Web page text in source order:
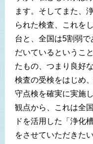
ます。そしてまた、
られた検査、これを
台と、全国は5割弱
だいているというこ
たもの、つまり良好
検査の受検をはじめ
守点検を確実に実施
観点から、これは全
ドを活用した「浄化
をさせていただきた